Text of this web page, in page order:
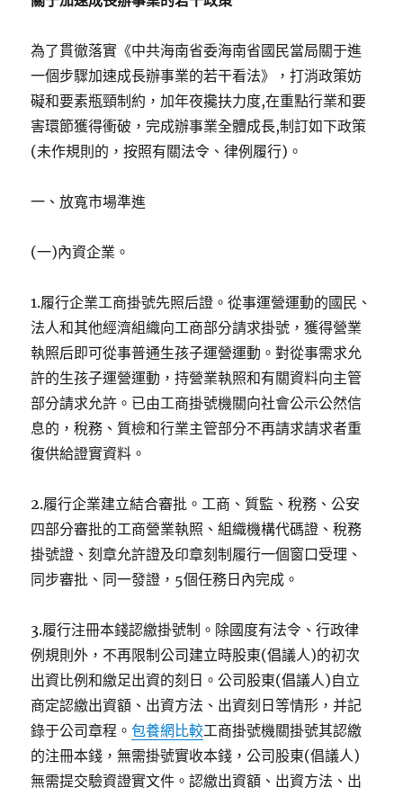
為了貫徹落實《中共海南省委海南省國民當局關于進
一個步驟加速成長辦事業的若干看法》，打消政策妨
礙和要素瓶頸制約，加年夜攙扶力度,在重點行業和要
害環節獲得衝破，完成辦事業全體成長,制訂如下政策
(未作規則的，按照有關法令、律例履行)。
一、放寬市場準進
(一)內資企業。
1.履行企業工商掛號先照后證。從事運營運動的國民、
法人和其他經濟組織向工商部分請求掛號，獲得營業
執照后即可從事普通生孩子運營運動。對從事需求允
許的生孩子運營運動，持營業執照和有關資料向主管
部分請求允許。已由工商掛號機關向社會公示公然信
息的，稅務、質檢和行業主管部分不再請求請求者重
復供給證實資料。
2.履行企業建立結合審批。工商、質監、稅務、公安
四部分審批的工商營業執照、組織機構代碼證、稅務
掛號證、刻章允許證及印章刻制履行一個窗口受理、
同步審批、同一發證，5個任務日內完成。
3.履行注冊本錢認繳掛號制。除國度有法令、行政律
例規則外，不再限制公司建立時股東(倡議人)的初次
出資比例和繳足出資的刻日。公司股東(倡議人)自立
商定認繳出資額、出資方法、出資刻日等情形，并記
錄于公司章程。包養網比較工商掛號機關掛號其認繳
的注冊本錢，無需掛號實收本錢，公司股東(倡議人)
無需提交驗資證實文件。認繳出資額、出資方法、出